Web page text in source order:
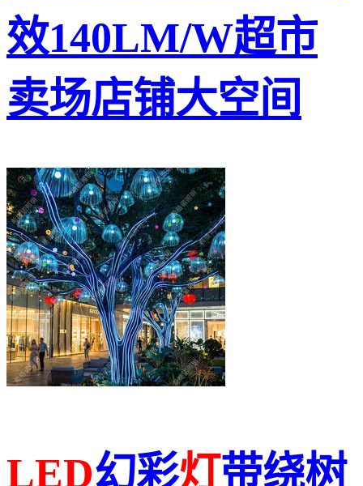
效140LM/W超市
卖场店铺大空间
LED幻彩灯带绕树